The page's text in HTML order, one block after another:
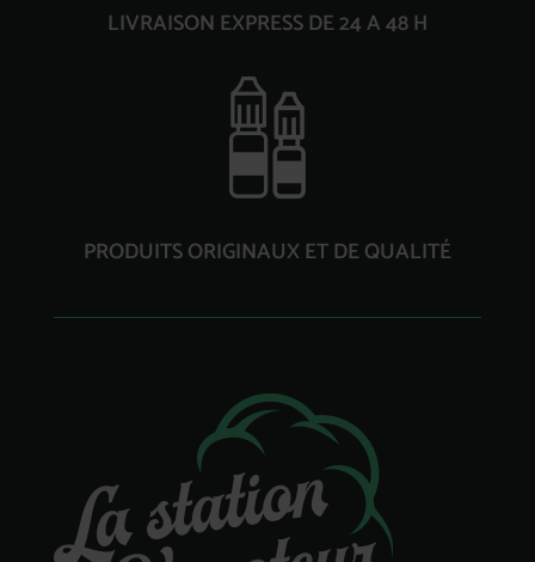
LIVRAISON EXPRESS DE 24 A 48 H
PRODUITS ORIGINAUX ET DE QUALITÉ